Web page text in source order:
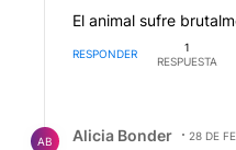
El animal sufre
RESPONDER
1
RESPUESTA
AB Alicia Bonder
28 DE